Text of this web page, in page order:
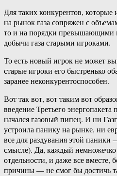
Для таких конкурентов,
на рынок газа сопряжен с
то и на порядки превышающими
добычи газа старыми игроками.
То есть новый игрок не может
старые игроки его быстренько
заранее неконкурентоспособен.
Вот так вот, вот таким вот
введение Третьего
начался газовый пипец. И ни
устроила панику на рынке, ни
все для раздувания этой
смысле). Да, каждый
отдельности, и даже все вместе,
причины — не смог бы достичь